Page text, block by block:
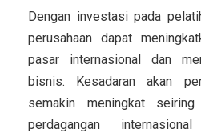
Dengan investasi pada
perusahaan dapat
pasar internasional dan
bisnis. Kesadaran akan
semakin meningkat seiring
perdagangan